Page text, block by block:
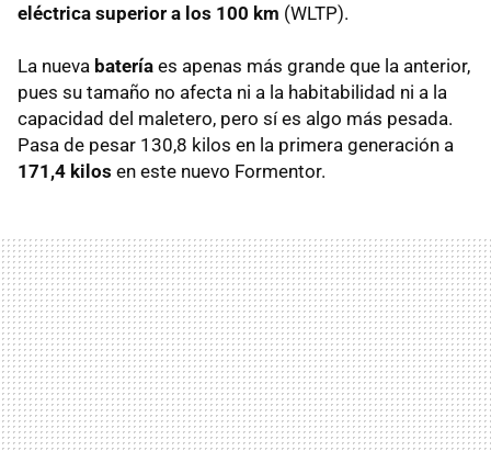
eléctrica superior a los 100 km (WLTP).
La nueva batería es apenas más grande que la anterior,
pues su tamaño no afecta ni a la habitabilidad ni a la
capacidad del maletero, pero sí es algo más pesada.
Pasa de pesar 130,8 kilos en la primera generación a
171,4 kilos en este nuevo Formentor.